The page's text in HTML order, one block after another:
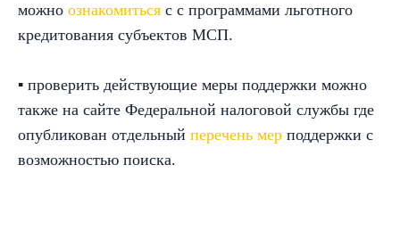
можно ознакомиться с с программами льготного
кредитования субъектов МСП.
▪ проверить действующие меры поддержки можно
также на сайте Федеральной налоговой службы где
опубликован отдельный перечень мер поддержки с
возможностью поиска.